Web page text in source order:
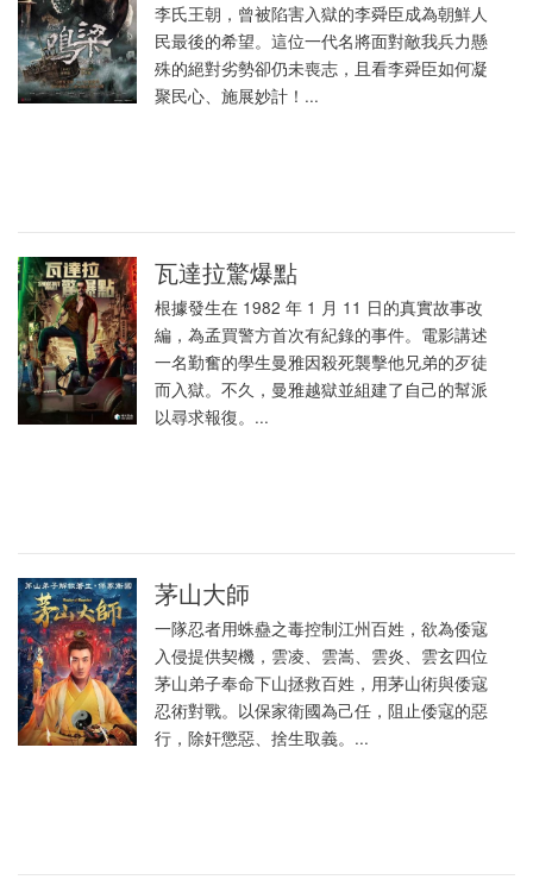
李氏王朝，曾被陷害入獄的李舜臣成為朝鮮人
民最後的希望。這位一代名將面對敵我兵力懸
殊的絕對劣勢卻仍未喪志，且看李舜臣如何凝
聚民心、施展妙計！...
瓦達拉驚爆點
根據發生在 1982 年 1 月 11 日的真實故事改
編，為孟買警方首次有紀錄的事件。電影講述
一名勤奮的學生曼雅因殺死襲擊他兄弟的歹徒
而入獄。不久，曼雅越獄並組建了自己的幫派
以尋求報復。...
茅山大師
一隊忍者用蛛蠱之毒控制江州百姓，欲為倭寇
入侵提供契機，雲凌、雲嵩、雲炎、雲玄四位
茅山弟子奉命下山拯救百姓，用茅山術與倭寇
忍術對戰。以保家衛國為己任，阻止倭寇的惡
行，除奸懲惡、捨生取義。...